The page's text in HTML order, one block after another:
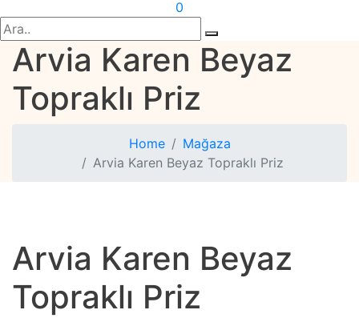
0
Search
Arvia Karen Beyaz
Topraklı Priz
Home
Mağaza
Arvia Karen Beyaz Topraklı Priz
Arvia Karen Beyaz
Topraklı Priz